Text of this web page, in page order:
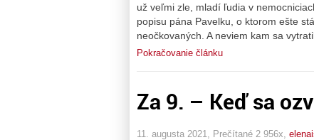
už veľmi zle, mladí ľudia v
popisu pána Pavelku, o ktorom ešte
neočkovaných. A neviem kam sa
Pokračovanie článku
Za 9. – Keď sa
11. augusta 2021, Prečítané 2 956x,